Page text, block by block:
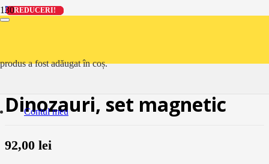
produsa fost adăugat în coș.
Contul meu
Prima pagină
>
Dinozauri, set magnetic
92,00 lei
REDUCERI!
REDUCERI!
REDUCERI!
REDUCERI!